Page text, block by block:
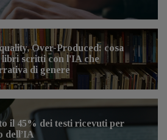
Over-Produced: cosa
libri scritti con l'IA che
di genere
il 45% dei testi ricevuti per
dell’IA